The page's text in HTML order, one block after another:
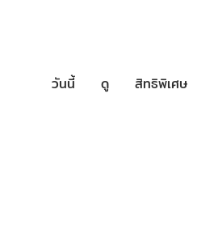
วันนี้ ดู สิทธิพิเศษ